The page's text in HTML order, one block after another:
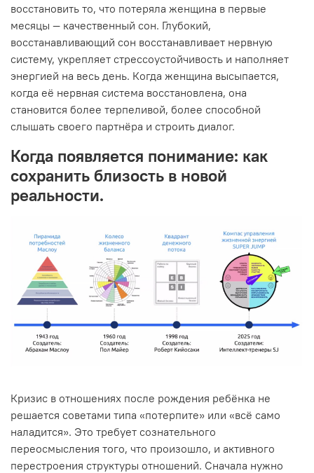
восстановить то, что потеряла женщина в первые
месяцы — качественный сон. Глубокий,
восстанавливающий сон восстанавливает нервную
систему, укрепляет стрессоустойчивость и наполняет
энергией на весь день. Когда женщина высыпается,
когда её нервная система восстановлена, она
становится более терпеливой, более способной
слышать своего партнёра и строить диалог.
Когда появляется понимание: как
сохранить близость в новой
реальности.
Кризис в отношениях после рождения ребёнка не
решается советами типа «потерпите» или «всё само
наладится». Это требует сознательного
переосмысления того, что произошло, и активного
перестроения структуры отношений. Сначала нужно